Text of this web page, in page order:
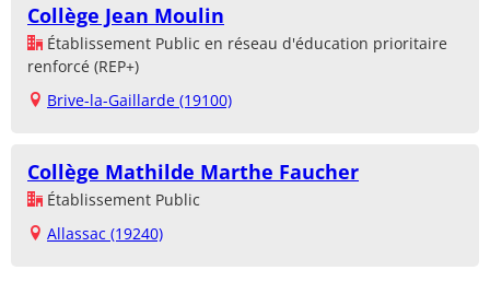
Collège Jean Moulin
Établissement Public en réseau d'éducation prioritaire
renforcé (REP+)
Brive-la-Gaillarde (19100)
Collège Mathilde Marthe Faucher
Établissement Public
Allassac (19240)